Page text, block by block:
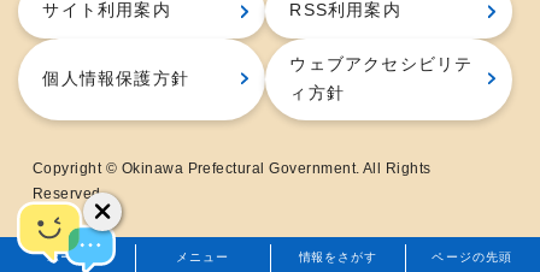
メニュー
ホーム 情報をさがす ページの先頭
サイト利用案内 RSS利用案内
個人情報保護方針
ウェブアクセシビリテ
ィ方針
Copyright © Okinawa Prefectural Government. All Rights
Reserved.